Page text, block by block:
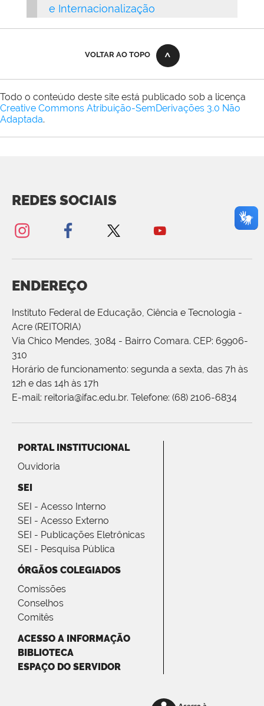
e Internacionalização
VOLTAR AO TOPO
Todo o conteúdo deste site está publicado sob a licença
Creative Commons Atribuição-SemDerivações 3.0 Não
Adaptada.
REDES SOCIAIS
ENDEREÇO
Instituto Federal de Educação, Ciência e Tecnologia -
Acre (REITORIA)
Via Chico Mendes, 3084 - Bairro Comara. CEP: 69906-
310
Horário de funcionamento: segunda a sexta, das 7h às
12h e das 14h às 17h
E-mail: reitoria@ifac.edu.br. Telefone: (68) 2106-6834
PORTAL INSTITUCIONAL
Ouvidoria
SEI
SEI - Acesso Interno
SEI - Acesso Externo
SEI - Publicações Eletrônicas
SEI - Pesquisa Pública
ÓRGÃOS COLEGIADOS
Comissões
Conselhos
Comitês
ACESSO A INFORMAÇÃO
BIBLIOTECA
ESPAÇO DO SERVIDOR